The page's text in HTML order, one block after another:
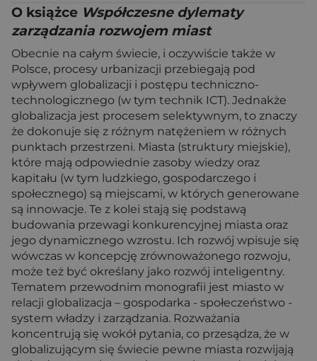
O książce Współczesne dylematy
zarządzania rozwojem miast
Obecnie na całym świecie, i oczywiście także w
Polsce, procesy urbanizacji przebiegają pod
wpływem globalizacji i postępu techniczno-
technologicznego (w tym technik ICT). Jednakże
globalizacja jest procesem selektywnym, to znaczy
że dokonuje się z różnym natężeniem w różnych
punktach przestrzeni. Miasta (struktury miejskie),
które mają odpowiednie zasoby wiedzy oraz
kapitału (w tym ludzkiego, gospodarczego i
społecznego) są miejscami, w których generowane
są innowacje. Te z kolei stają się podstawą
budowania przewagi konkurencyjnej miasta oraz
jego dynamicznego wzrostu. Ich rozwój wpisuje się
wówczas w koncepcję zrównoważonego rozwoju,
może też być określany jako rozwój inteligentny.
Tematem przewodnim monografii jest miasto w
relacji globalizacja – gospodarka - społeczeństwo -
system władzy i zarządzania. Rozważania
koncentrują się wokół pytania, co przesądza, że w
globalizującym się świecie pewne miasta rozwijają